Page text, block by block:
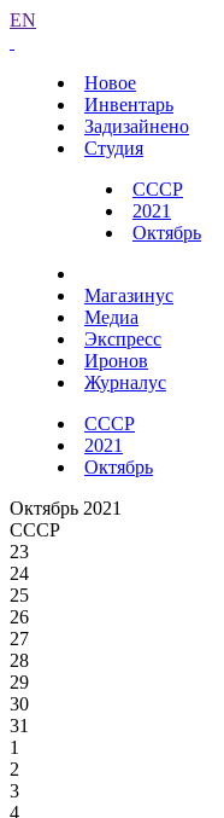
EN
Новое
Инвентарь
Задизайнено
Студия
СССР
2021
Октябрь
Магазинус
Медиа
Экспресс
Иронов
Журналус
СССР
2021
Октябрь
Октябрь 2021
СССР
23
24
25
26
27
28
29
30
31
1
2
3
4